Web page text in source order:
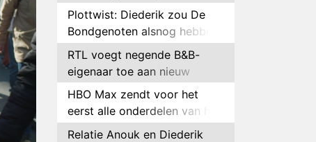
aflevering van Tussen de
Palen
Plottwist: Diederik zou De
Bondgenoten alsnog hebben
verlaten
RTL voegt negende B&B-
eigenaar toe aan nieuw
seizoen B&B Vol Liefde
HBO Max zendt voor het
eerst alle onderdelen van het
EK Atletiek uit
Relatie Anouk en Diederik